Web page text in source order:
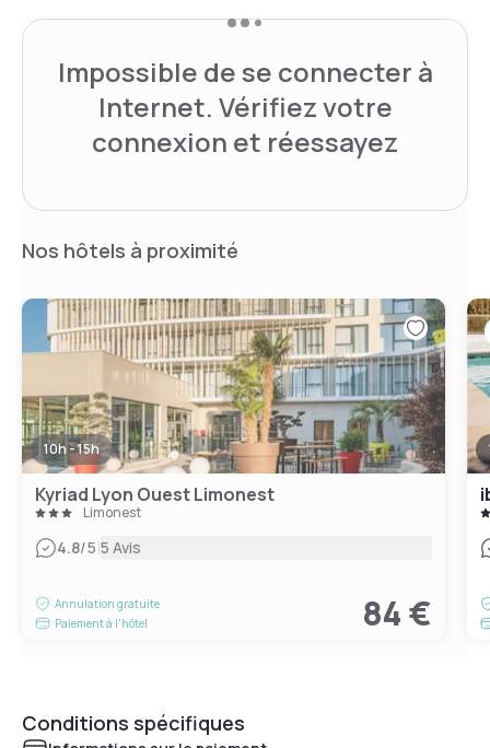
Impossible de se connecter à
Internet. Vérifiez votre
connexion et réessayez
Nos hôtels à proximité
10h - 15h
Kyriad Lyon Ouest Limonest
Limonest
4.8/5|5 Avis
Annulation gratuite
Paiement à l'hôtel
84 €
Conditions spécifiques